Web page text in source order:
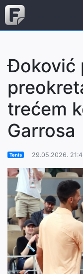
Đoković
trećem
Garrosa
Tenis 29.05.2026.